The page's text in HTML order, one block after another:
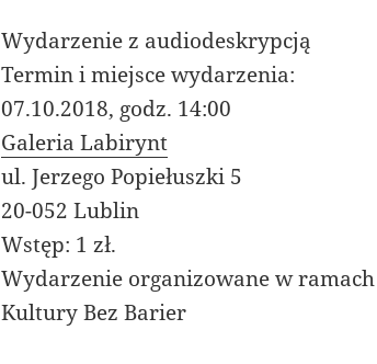
Wydarzenie z audiodeskrypcją
Termin i miejsce wydarzenia:
07.10.2018, godz. 14:00
Galeria Labirynt
ul. Jerzego Popiełuszki 5
20-052 Lublin
Wstęp: 1 zł.
Wydarzenie organizowane w
Kultury Bez Barier